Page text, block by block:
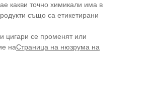
какви точно химикали има в
също са етикетирани
цигари се променят или
наСтраница на нюзрума на